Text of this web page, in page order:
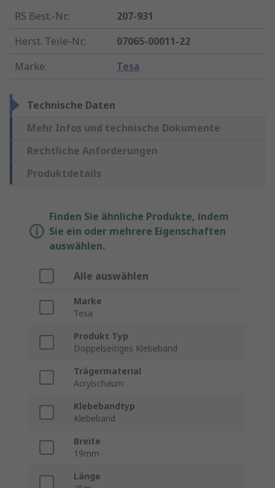
RS Best.-Nr.:
207-931
Herst. Teile-Nr.:
07065-00011-22
Marke: Tesa
Technische Daten
Mehr Infos und technische Dokumente
Rechtliche Anforderungen
Produktdetails
Finden Sie ähnliche Produkte, indem
Sie ein oder mehrere Eigenschaften
auswählen.
Alle auswählen
Marke
Tesa
Produkt Typ
Doppelseitiges Klebeband
Trägermaterial
Acrylschaum
Klebebandtyp
Klebeband
Breite
19mm
Länge